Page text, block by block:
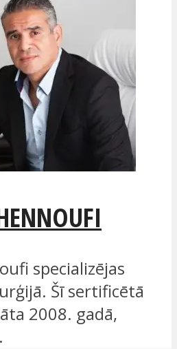
specializējas
Šī sertificētā
2008. gadā,